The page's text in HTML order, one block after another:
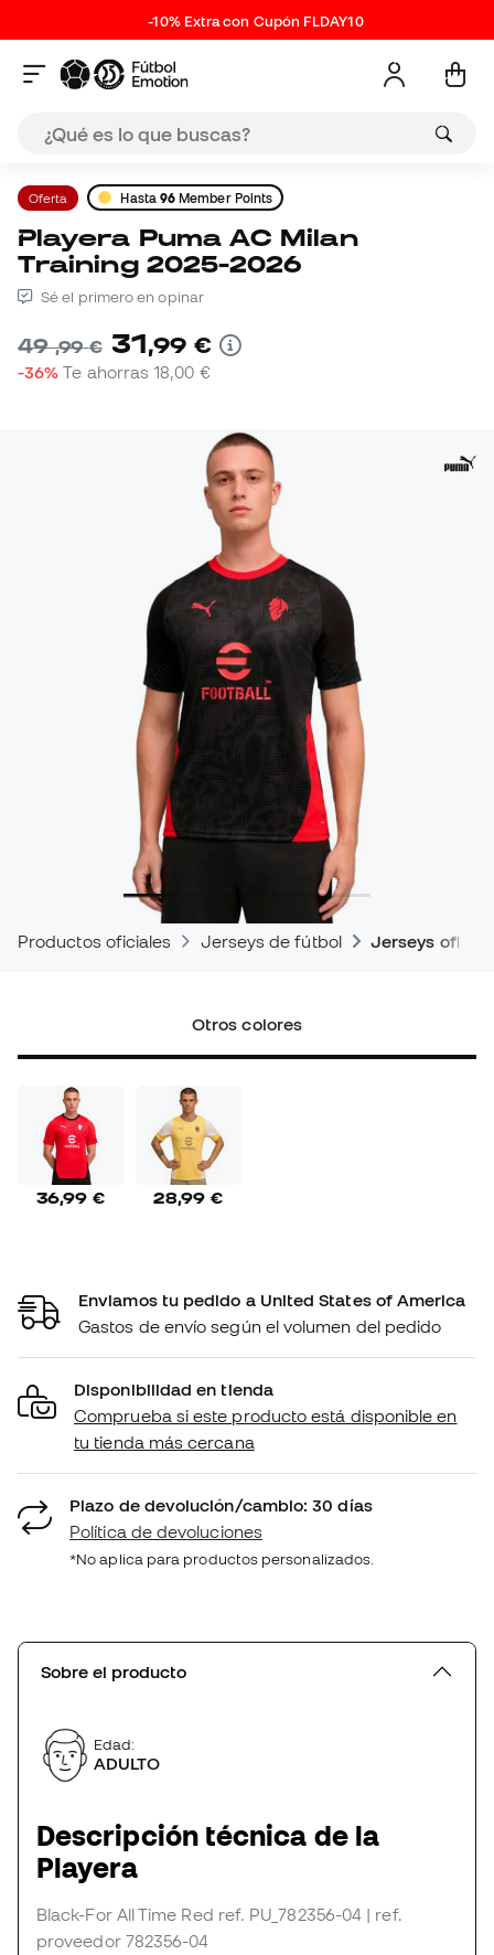
-10% Extra con Cupón FLDAY10
Oferta Hasta 96 Member Points
Playera Puma AC Milan
Training 2025-2026
Sé el primero en opinar
49,99 € 31,99 €
-36% Te ahorras18,00 €
Productos oficiales Jerseys de fútbol Jerseys
Otros colores
36,99 € 28,99 €
Enviamos tu pedido a United States of America
Gastos de envío según el volumen del pedido
Disponibilidad en tienda
Comprueba si este producto está disponible en
tu tienda más cercana
Plazo de devolución/cambio: 30 días
Política de devoluciones
*No aplica para productos personalizados.
Sobre el producto
Edad:
ADULTO
Descripción técnica de la
Playera
Black-For All Time Red ref. PU_782356-04 | ref.
proveedor 782356-04